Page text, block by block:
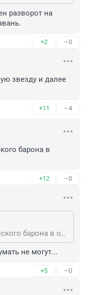
разворот на
+2 –0
звезду и далее
+11 –4
барона в
+12 –0
Это уже было на груди у цыганского барона в одном из фильмов Кустурицы.
не могут...
+5 –0